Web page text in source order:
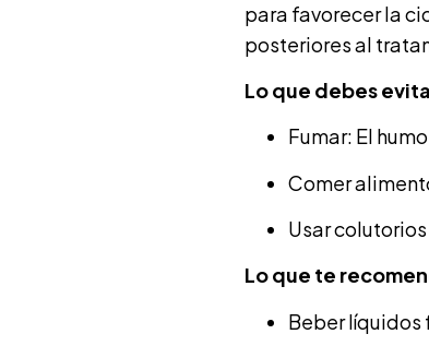
para favorecer la
posteriores al
Lo que debes
Fumar: El
Comer
Usar
Lo que te
Beber líquidos